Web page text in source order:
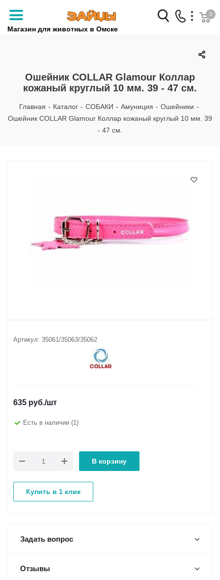
Магазин для животных в Омске
Заказать звонок
+7 (3812) 79-04-04
+7 (950) 959-88-32
0
Ошейник COLLAR Glamour Коллар
кожаный круглый 10 мм. 39 - 47 см.
Главная - Каталог - СОБАКИ - Амуниция - Ошейники -
Ошейник COLLAR Glamour Коллар кожаный круглый 10 мм. 39
- 47 см.
Артикул: 35061/35063/35062
635 руб./шт
Есть в наличии (1)
В корзину
Купить в 1 клик
Задать вопрос
Отзывы